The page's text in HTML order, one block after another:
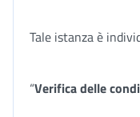
Tale istanza è
“Verifica delle